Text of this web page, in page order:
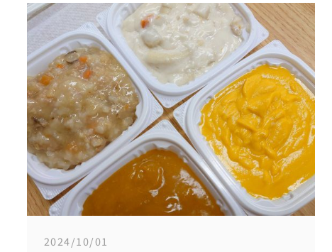
2024/10/01